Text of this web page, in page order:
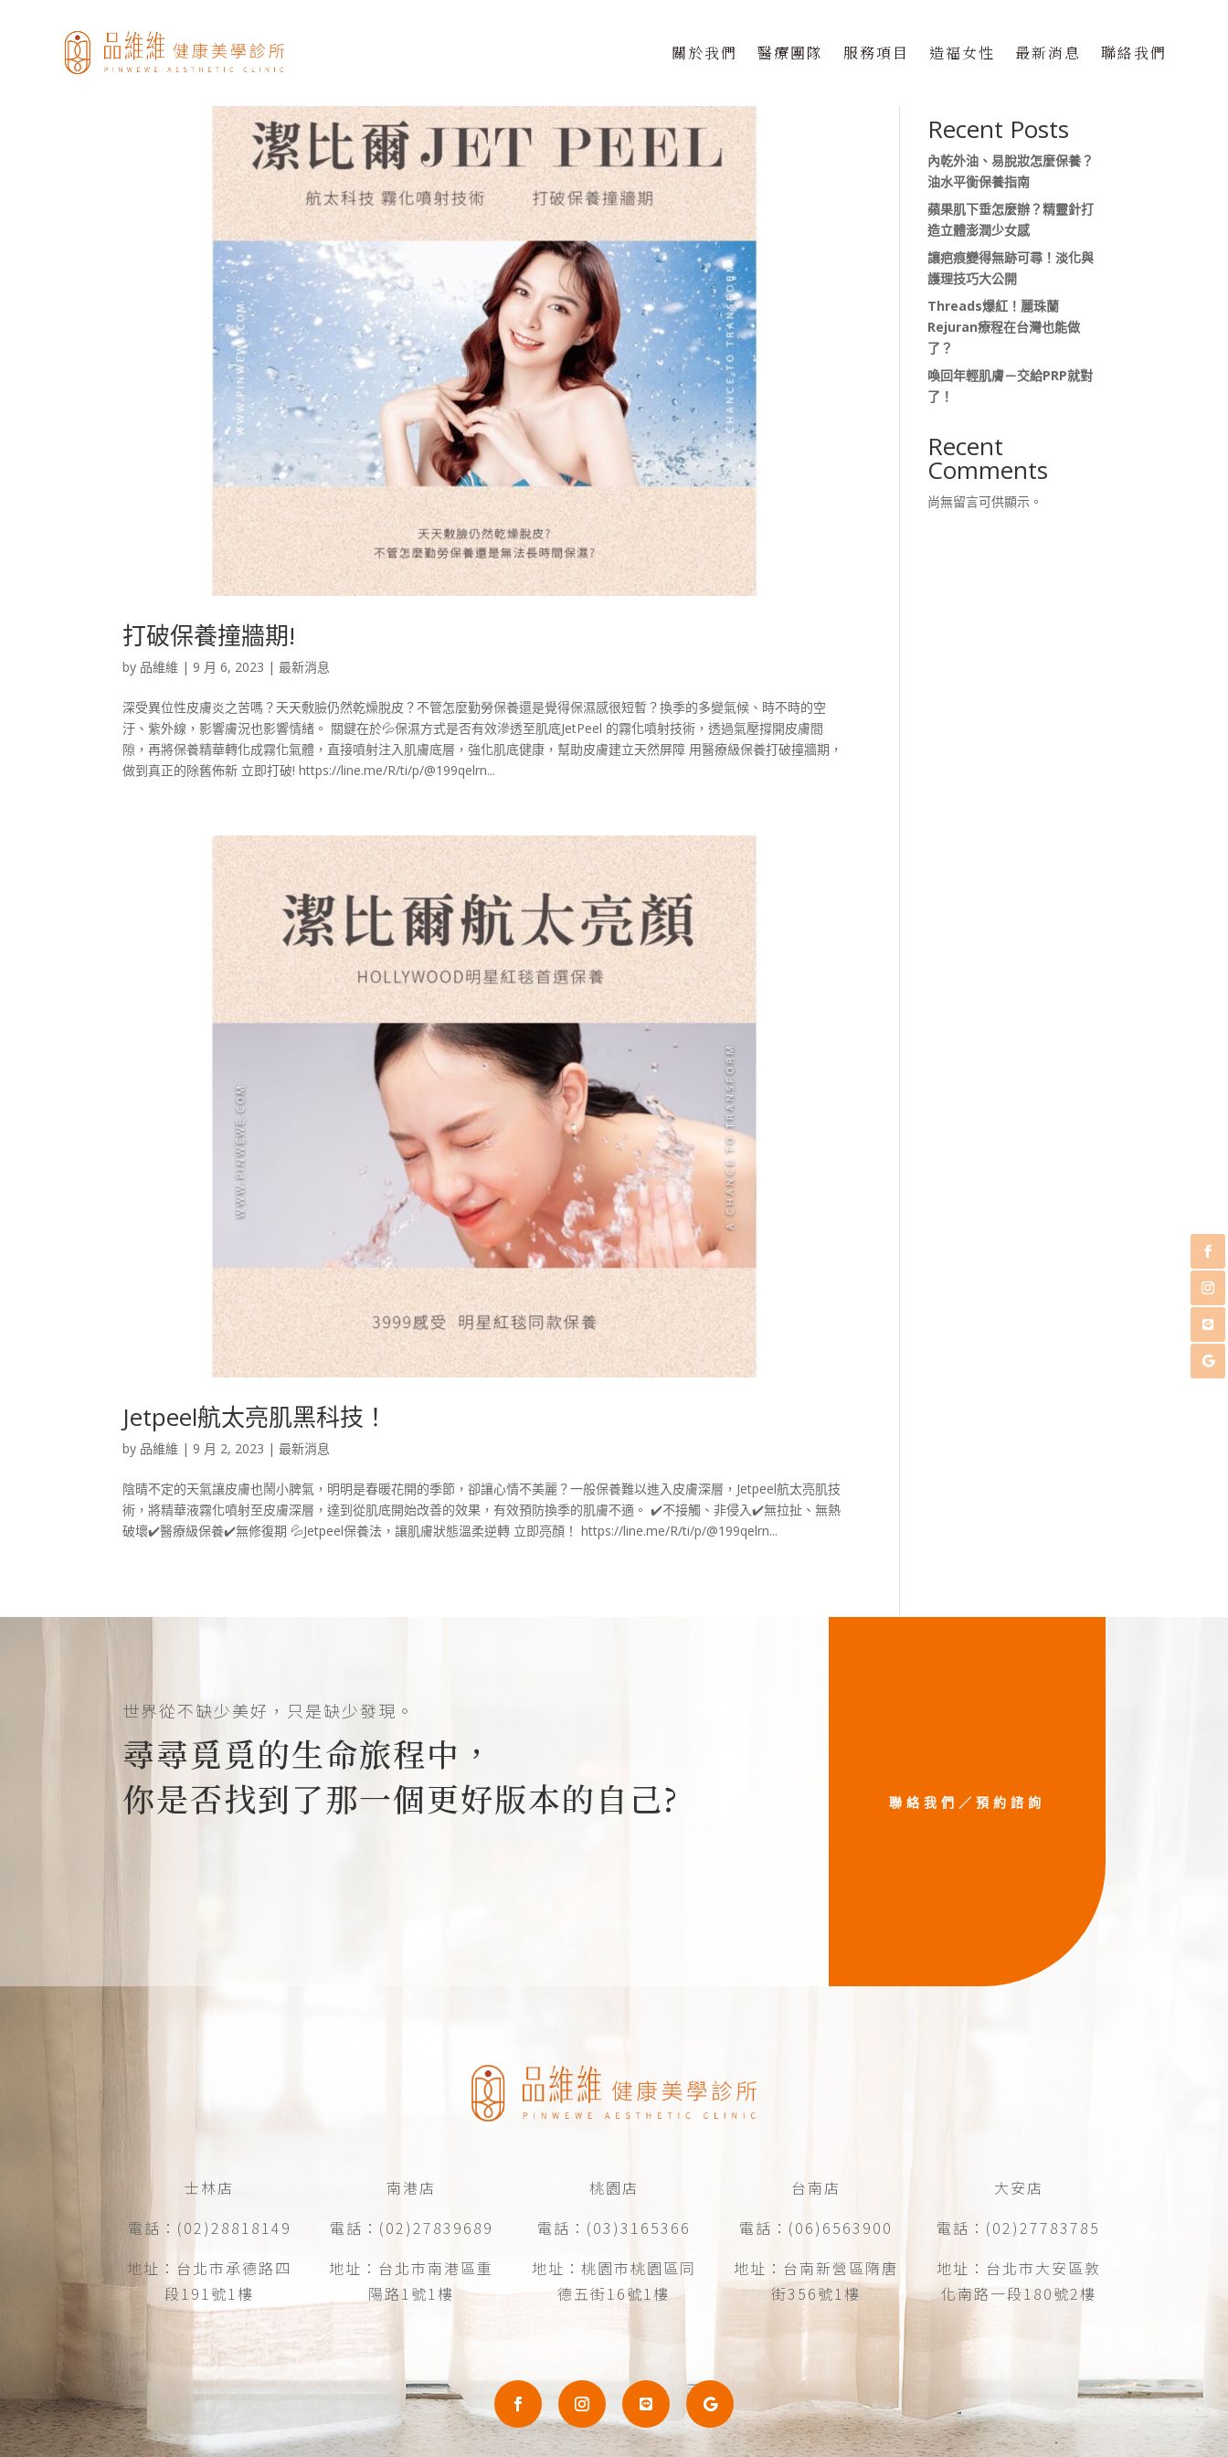
關於我們 醫療團隊 服務項目 造福女性 最新消息 聯絡我們
打破保養撞牆期!
by 品維維 | 9 月 6, 2023 |最新消息
深受異位性皮膚炎之苦嗎？天天敷臉仍然乾燥脫皮？不管怎麼勤勞保養還是覺得保濕感很短暫？換季的多變氣候、時不時的空
汙、紫外線，影響膚況也影響情緒。 ​關鍵在於💦保濕方式是否有效滲透至肌底JetPeel 的霧化噴射技術，透過氣壓撐開皮膚間
隙，再將保養精華轉化成霧化氣體，直接噴射注入肌膚底層，強化肌底健康，幫助皮膚建立天然屏障 用醫療級保養打破撞牆期，
做到真正的除舊佈新​ 立即打破! https://line.me/R/ti/p/@199qelrn...
Jetpeel航太亮肌黑科技！
by 品維維 | 9 月 2, 2023 |最新消息
陰晴不定的天氣讓皮膚也鬧小脾氣，明明是春暖花開的季節，卻讓心情不美麗？一般保養難以進入皮膚深層，Jetpeel航太亮肌技
術，將精華液霧化噴射至皮膚深層，達到從肌底開始改善的效果，有效預防換季的肌膚不適。 ✔️不接觸、非侵入✔️無拉扯、無熱
破壞✔️醫療級保養✔️無修復期 💦Jetpeel保養法，讓肌膚狀態溫柔逆轉 立即亮顏！ https://line.me/R/ti/p/@199qelrn...
Recent Posts
內乾外油、易脫妝怎麼保養？
油水平衡保養指南
蘋果肌下垂怎麼辦？精靈針打
造立體澎潤少女感
讓疤痕變得無跡可尋！淡化與
護理技巧大公開
Threads爆紅！麗珠蘭
Rejuran療程在台灣也能做
了？
喚回年輕肌膚－交給PRP就對
了！
Recent
Comments
尚無留言可供顯示。
世界從不缺少美好，只是缺少發現。
尋尋覓覓的生命旅程中，
你是否找到了那一個更好版本的自己?
聯絡我們／預約諮詢
士林店
電話：(02)28818149
地址：台北市承德路四
段191號1樓
南港店
電話：(02)27839689
地址：台北市南港區重
陽路1號1樓
桃園店
電話：(03)3165366
地址：桃園市桃園區同
德五街16號1樓
台南店
電話：(06)6563900
地址：台南新營區隋唐
街356號1樓
大安店
電話：(02)27783785
地址：台北市大安區敦
化南路一段180號2樓